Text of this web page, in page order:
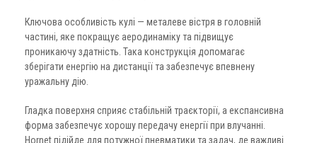
Ключова особливість кулі — металеве вістря в головній
частині, яке покращує аеродинаміку та підвищує
проникаючу здатність. Така конструкція допомагає
зберігати енергію на дистанції та забезпечує впевнену
уражальну дію.
Гладка поверхня сприяє стабільній траєкторії, а експансивна
форма забезпечує хорошу передачу енергії при влучанні.
Hornet підійде для потужної пневматики та задач, де важливі